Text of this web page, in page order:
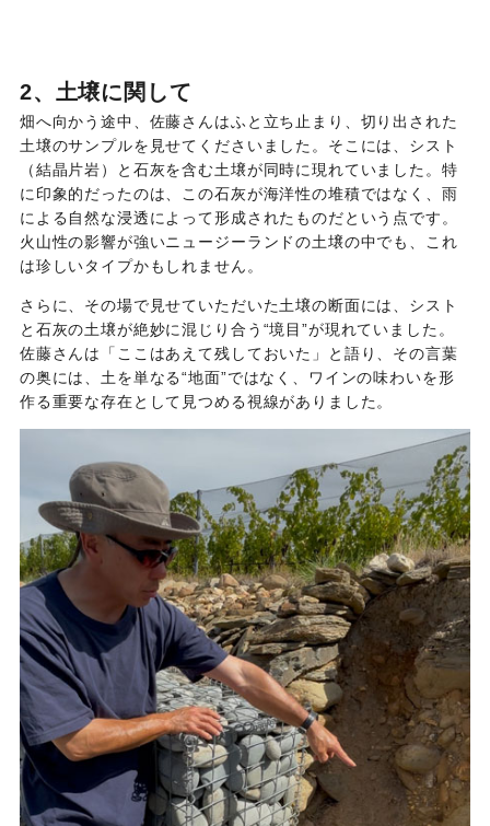
2、土壌に関して
畑へ向かう途中、佐藤さんはふと立ち止まり、切り出された
土壌のサンプルを見せてくださいました。そこには、シスト
（結晶片岩）と石灰を含む土壌が同時に現れていました。特
に印象的だったのは、この石灰が海洋性の堆積ではなく、雨
による自然な浸透によって形成されたものだという点です。
火山性の影響が強いニュージーランドの土壌の中でも、これ
は珍しいタイプかもしれません。
さらに、その場で見せていただいた土壌の断面には、シスト
と石灰の土壌が絶妙に混じり合う“境目”が現れていました。
佐藤さんは「ここはあえて残しておいた」と語り、その言葉
の奥には、土を単なる“地面”ではなく、ワインの味わいを形
作る重要な存在として見つめる視線がありました。